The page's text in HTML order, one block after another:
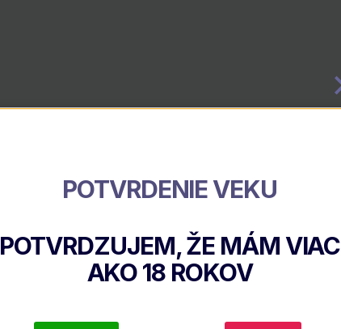
POTVRDENIE VEKU
POTVRDZUJEM, ŽE MÁM VIAC
AKO18 ROKOV